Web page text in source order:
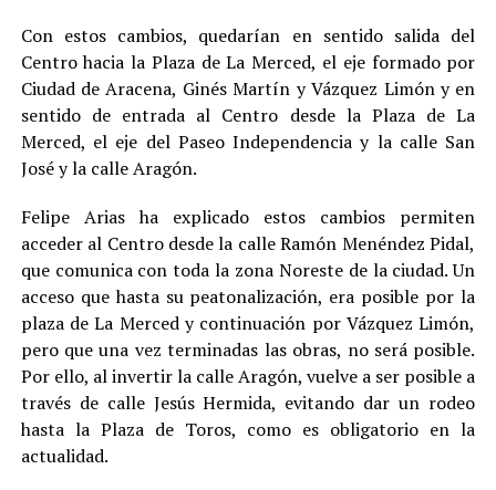
Con estos cambios, quedarían en sentido salida del
Centro hacia la Plaza de La Merced, el eje formado por
Ciudad de Aracena, Ginés Martín y Vázquez Limón y en
sentido de entrada al Centro desde la Plaza de La
Merced, el eje del Paseo Independencia y la calle San
José y la calle Aragón.
Felipe Arias ha explicado estos cambios permiten
acceder al Centro desde la calle Ramón Menéndez Pidal,
que comunica con toda la zona Noreste de la ciudad. Un
acceso que hasta su peatonalización, era posible por la
plaza de La Merced y continuación por Vázquez Limón,
pero que una vez terminadas las obras, no será posible.
Por ello, al invertir la calle Aragón, vuelve a ser posible a
través de calle Jesús Hermida, evitando dar un rodeo
hasta la Plaza de Toros, como es obligatorio en la
actualidad.